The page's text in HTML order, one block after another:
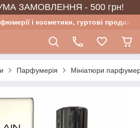
ЗАМОВЛЕННЯ - 500 грн!
і косметики, гуртові продажі
Парфумерія Мініатюри